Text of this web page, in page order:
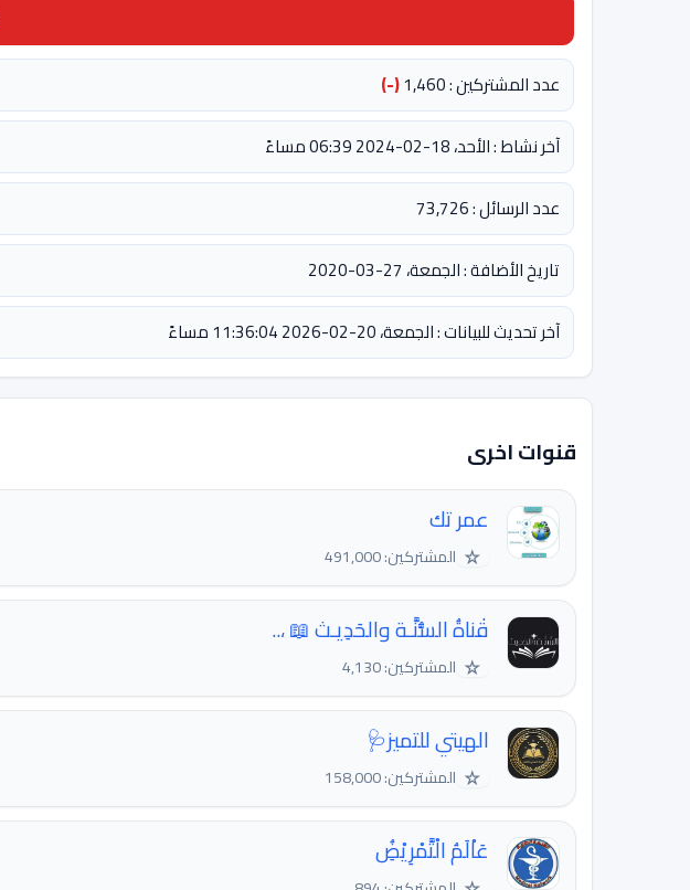
عدد المشتركين : 1,460
(-)
آخر نشاط : الأحد، 18-02-2024 06:39 مساءً
عدد الرسائل : 73,726
تاريخ الأضافة : الجمعة، 27-03-2020
آخر تحديث للبيانات : الجمعة، 20-02-2026 11:36:04 مساءً
قنوات اخرى
عمر تك
☆ المشتركين: 491,000
قٰناةُ السُّنَّـة والحَدِيـث 📖 ،..
☆ المشتركين: 4,130
الهيتي للتميز🩺
☆ المشتركين: 158,000
عَاْلَمُ الْتَّمْرِيْضُِ